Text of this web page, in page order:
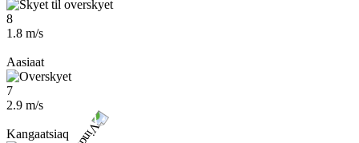
8
1.8 m/s
Aasiaat
7
2.9 m/s
Kangaatsiaq